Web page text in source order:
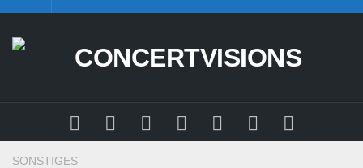
content
SONSTIGES